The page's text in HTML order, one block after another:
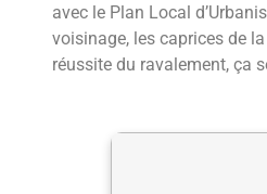
avec le Plan Local
voisinage, les caprices de
réussite du ravalement, ça